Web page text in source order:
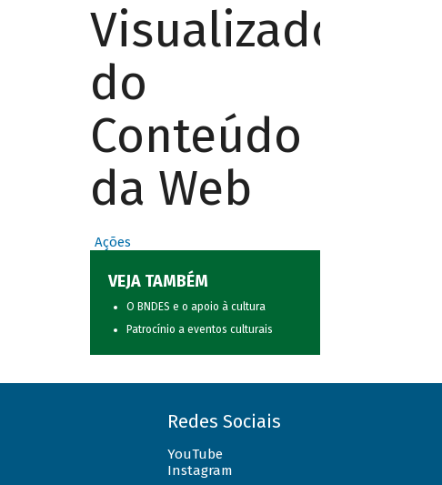
Visualizador
do
Conteúdo
da Web
Ações
VEJA TAMBÉM
O BNDES e o apoio à cultura
Patrocínio a eventos culturais
Redes Sociais
YouTube
Instagram